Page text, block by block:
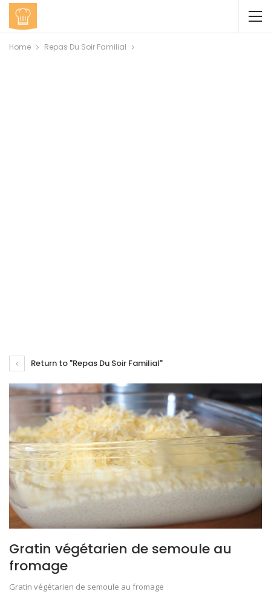
Home Repas Du Soir Familial
Return to "Repas Du Soir Familial"
Gratin végétarien de semoule au
fromage
Gratin végétarien de semoule au fromage